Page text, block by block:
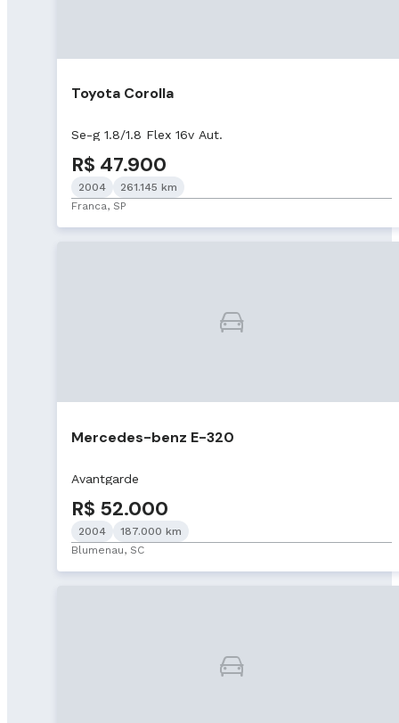
Toyota Corolla
Se-g 1.8/1.8 Flex 16v Aut.
R$ 47.900
2004
261.145 km
Franca, SP
Mercedes-benz E-320
Avantgarde
R$ 52.000
2004
187.000 km
Blumenau, SC